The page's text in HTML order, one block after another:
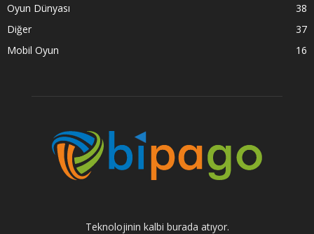
Oyun Dünyası
38
Diğer
37
Mobil Oyun
16
Teknolojinin kalbi burada atıyor.